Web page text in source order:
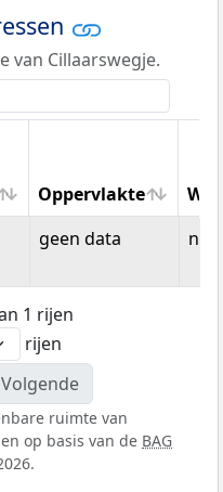
van Cillaarswegje.
Oppervlakte
Oppervlakte
geen data
1 rijen
rijen
Volgende
ruimte van
op basis van de BAG